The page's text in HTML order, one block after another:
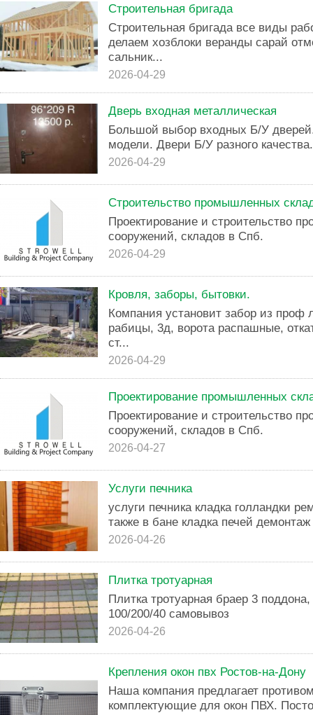
Строительная бригада
Строительная бригада все виды
делаем хозблоки веранды сарай
сальник...
2026-04-29
Дверь входная металлическая
Большой выбор входных Б/У
модели. Двери Б/У разного качества.
2026-04-29
Строительство промышленных
Проектирование и строительство
сооружений, складов в Спб.
2026-04-29
Кровля, заборы, бытовки.
Компания установит забор из проф
рабицы, 3д, ворота распашные,
ст...
2026-04-29
Проектирование промышленных
Проектирование и строительство
сооружений, складов в Спб.
2026-04-27
Услуги печника
услуги печника кладка голландки
также в бане кладка печей
2026-04-26
Плитка тротуарная
Плитка тротуарная браер 3
100/200/40 самовывоз
2026-04-26
Крепления окон пвх Ростов-на-Дону
Наша компания предлагает
комплектующие для окон ПВХ.